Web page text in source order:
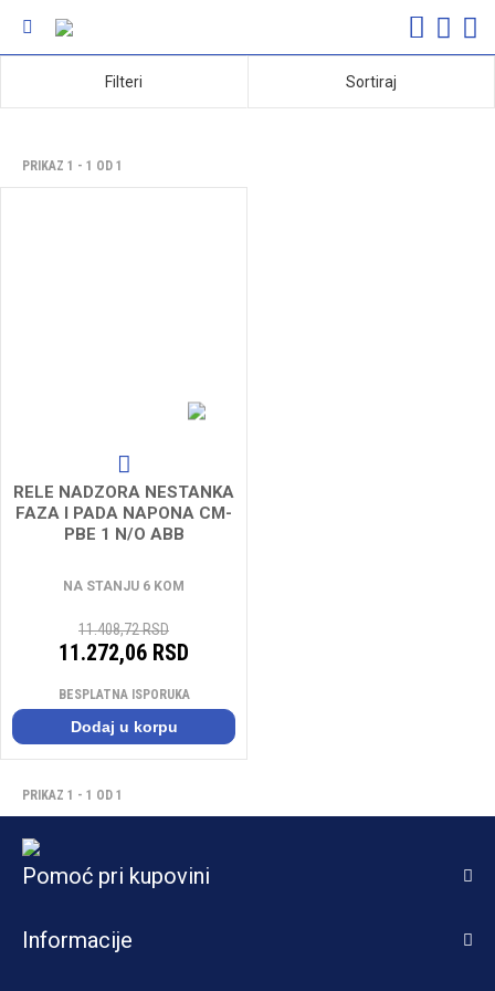
Filteri Sortiraj
PRIKAZ 1 - 1 OD 1
RELE NADZORA NESTANKA
FAZA I PADA NAPONA CM-
PBE 1 N/O ABB
NA STANJU 6 KOM
11.408,72 RSD
11.272,06 RSD
BESPLATNA ISPORUKA
Dodaj u korpu
PRIKAZ 1 - 1 OD 1
Pomoć pri kupovini
Informacije